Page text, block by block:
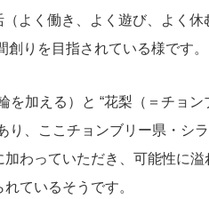
よく働き、よく遊び、よく休
りを目指されている様です。
を加える）と “花梨（＝チョン
、ここチョンブリー県・シラ
わっていただき、可能性に溢
ているそうです。